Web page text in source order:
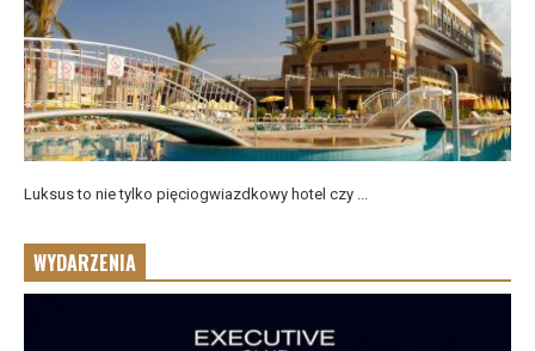
Luksus to nie tylko pięciogwiazdkowy hotel czy ...
WYDARZENIA